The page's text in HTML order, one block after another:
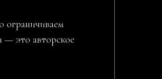
ограничиваем
— это авторское